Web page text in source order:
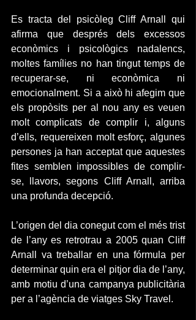
Es tracta del psicòleg Cliff Arnall qui
afirma que després dels excessos
econòmics i psicològics nadalencs,
moltes famílies no han tingut temps de
recuperar-se, ni econòmica ni
emocionalment. Si a això hi afegim que
els propòsits per al nou any es veuen
molt complicats de complir i, alguns
d’ells, requereixen molt esforç, algunes
persones ja han acceptat que aquestes
fites semblen impossibles de complir-
se, llavors, segons Cliff Arnall, arriba
una profunda decepció.
L’origen del dia conegut com el més trist
de l’any es retrotrau a 2005 quan Cliff
Arnall va treballar en una fórmula per
determinar quin era el pitjor dia de l’any,
amb motiu d’una campanya publicitària
per a l’agència de viatges Sky Travel.